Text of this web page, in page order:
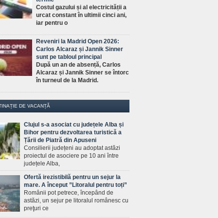
Costul gazului și al electricității a
urcat constant în ultimii cinci ani,
iar pentru o
Reveniri la Madrid Open 2026:
Carlos Alcaraz și Jannik Sinner
sunt pe tabloul principal
După un an de absență, Carlos
Alcaraz și Jannik Sinner se întorc
în turneul de la Madrid.
DE VACANȚĂ
Clujul s-a asociat cu județele Alba și
Bihor pentru dezvoltarea turistică a
Țării de Piatră din Apuseni
Consilierii județeni au adoptat astăzi
proiectul de asociere pe 10 ani între
județele Alba,
Ofertă irezistibilă pentru un sejur la
mare. A început ”Litoralul pentru toți”
Românii pot petrece, începând de
astăzi, un sejur pe litoralul românesc cu
preţuri ce